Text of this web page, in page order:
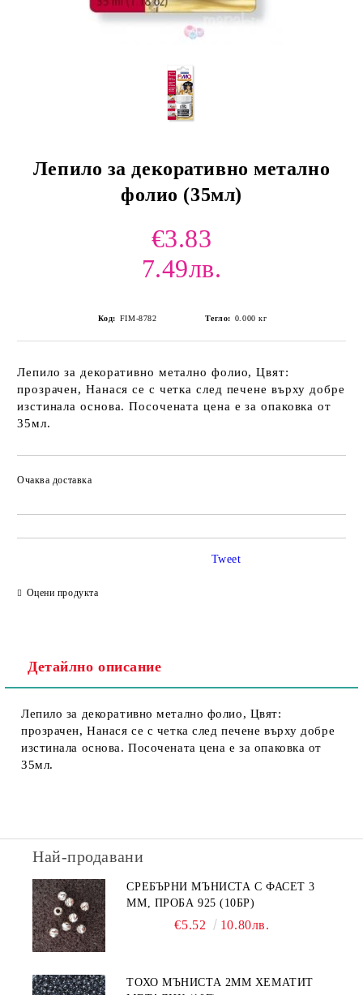
Лепило за декоративно метално
фолио (35мл)
€3.83
7.49лв.
Код: FIM-8782 Тегло: 0.000 кг
Лепило за декоративно метално фолио, Цвят:
прозрачен, Нанася се с четка след печене върху добре
изстинала основа. Посочената цена е за опаковка от
35мл.
Очаква доставка
Оцени продукта
Tweet
Детайлно описание
Лепило за декоративно метално фолио, Цвят:
прозрачен, Нанася се с четка след печене върху добре
изстинала основа. Посочената цена е за опаковка от
35мл.
Най-продавани
СРЕБЪРНИ МЪНИСТА С ФАСЕТ 3
ММ, ПРОБА 925 (10БР)
€5.52 10.80лв.
ТОХО МЪНИСТА 2ММ ХЕМАТИТ